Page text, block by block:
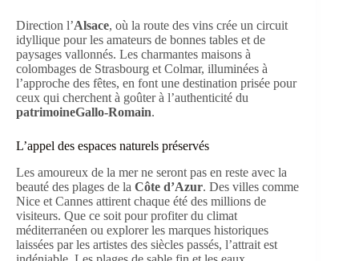
Direction l’Alsace, où la route des vins crée un circuit
idyllique pour les amateurs de bonnes tables et de
paysages vallonnés. Les charmantes maisons à
colombages de Strasbourg et Colmar, illuminées à
l’approche des fêtes, en font une destination prisée pour
ceux qui cherchent à goûter à l’authenticité du
patrimoineGallo-Romain.
L’appel des espaces naturels préservés
Les amoureux de la mer ne seront pas en reste avec la
beauté des plages de la Côte d’Azur. Des villes comme
Nice et Cannes attirent chaque été des millions de
visiteurs. Que ce soit pour profiter du climat
méditerranéen ou explorer les marques historiques
laissées par les artistes des siècles passés, l’attrait est